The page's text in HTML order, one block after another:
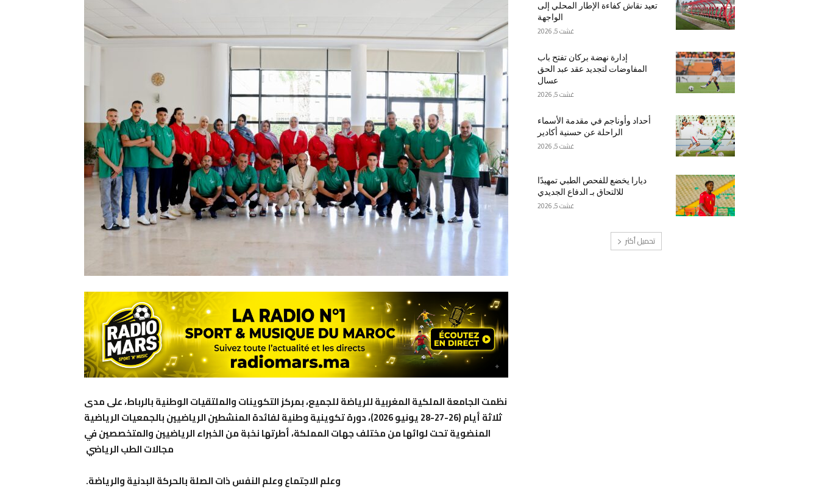
نظمت الجامعة الملكية المغربية للرياضة للجميع، بمركز التكوينات والملتقيات الوطنية بالرباط، على مدى
ثلاثة أيام (26-27-28 يونيو 2026)، دورة تكوينية وطنية لفائدة المنشطين الرياضيين بالجمعيات الرياضية
المنضوية تحت لوائها من مختلف جهات المملكة، أطرتها نخبة من الخبراء الرياضيين والمتخصصين في
مجالات الطب الرياضي
وعلم الاجتماع وعلم النفس ذات الصلة بالحركة البدنية والرياضة.
تعيد نقاش كفاءة الإطار المحلي إلى
الواجهة
غشت 5, 2026
إدارة نهضة بركان تفتح باب
المفاوضات لتجديد عقد عبد الحق
عسال
غشت 5, 2026
أحداد وأوناجم في مقدمة الأسماء
الراحلة عن حسنية أكادير
غشت 5, 2026
ديارا يخضع للفحص الطبي تمهيدًا
للالتحاق بـ الدفاع الجديدي
غشت 5, 2026
تحميل أكثر